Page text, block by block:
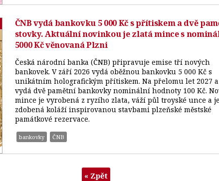
ČNB vydá bankovku 5 000 Kč s přítiskem a dvě
stovky. Aktuální novinkou je zlatá mince s
5000 Kč věnovaná Plzni
Česká národní banka (ČNB) připravuje emise tří nových
bankovek. V září 2026 vydá oběžnou bankovku 5 000 Kč s
unikátním holografickým přítiskem. Na přelomu let 2027 a
vydá dvě pamětní bankovky nominální hodnoty 100 Kč.
mince je vyrobená z ryzího zlata, váží půl troyské unce a je
zdobená koláží inspirovanou stavbami plzeňské městské
památkové rezervace.
bankovky ČNB
« Zpět